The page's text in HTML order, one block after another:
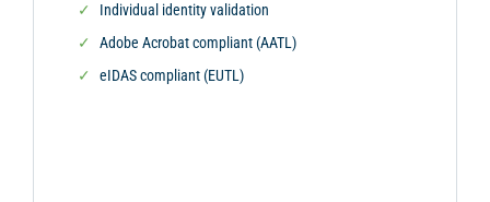
Individual identity validation
Adobe Acrobat compliant (AATL)
eIDAS compliant (EUTL)